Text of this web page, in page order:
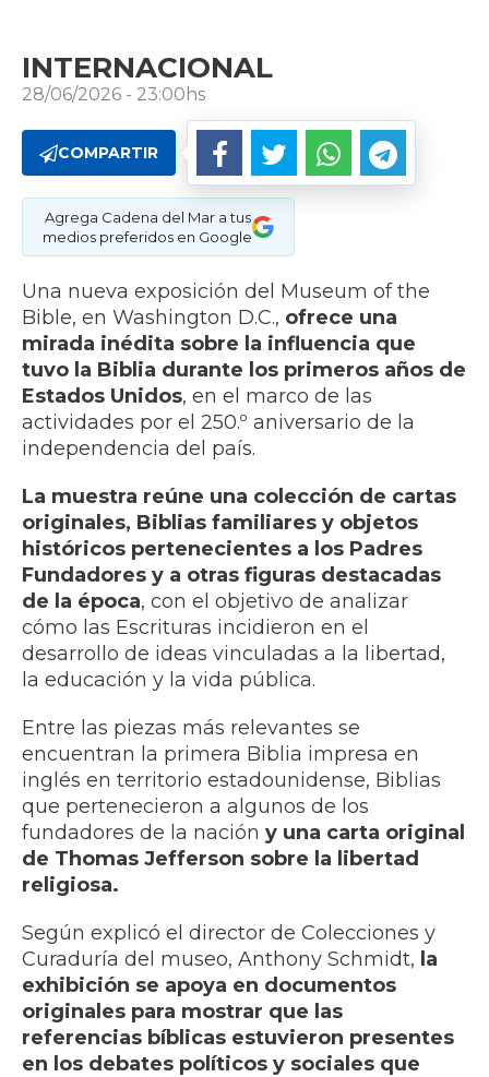
INTERNACIONAL
28/06/2026 - 23:00hs
COMPARTIR
Agrega Cadena del Mar a tus
medios preferidos en Google
Una nueva exposición del Museum of the
Bible, en Washington D.C., ofrece una
mirada inédita sobre la influencia que
tuvo la Biblia durante los primeros años de
Estados Unidos, en el marco de las
actividades por el 250.º aniversario de la
independencia del país.
La muestra reúne una colección de cartas
originales, Biblias familiares y objetos
históricos pertenecientes a los Padres
Fundadores y a otras figuras destacadas
de la época, con el objetivo de analizar
cómo las Escrituras incidieron en el
desarrollo de ideas vinculadas a la libertad,
la educación y la vida pública.
Entre las piezas más relevantes se
encuentran la primera Biblia impresa en
inglés en territorio estadounidense, Biblias
que pertenecieron a algunos de los
fundadores de la nación y una carta original
de Thomas Jefferson sobre la libertad
religiosa.
Según explicó el director de Colecciones y
Curaduría del museo, Anthony Schmidt, la
exhibición se apoya en documentos
originales para mostrar que las
referencias bíblicas estuvieron presentes
en los debates políticos y sociales que